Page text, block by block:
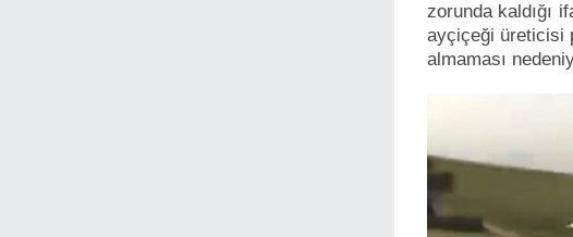
zorunda kaldığı
ayçiçeği üreticisi
almaması